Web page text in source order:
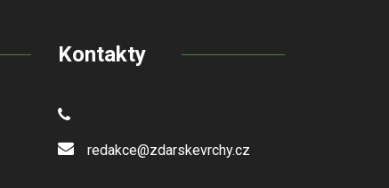
Kontakty
redakce@zdarskevrchy.cz